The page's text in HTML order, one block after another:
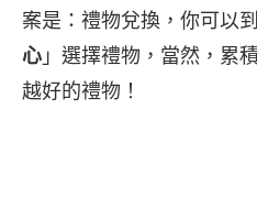
案是：禮物兌換，你可以
心 」選擇禮物，當然，累
越好的禮物！